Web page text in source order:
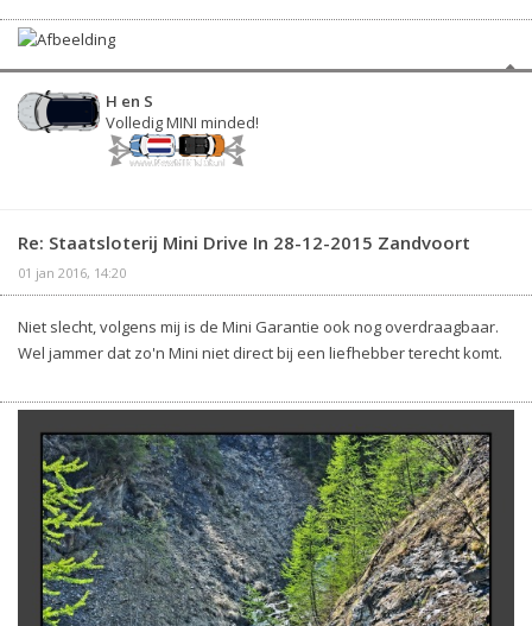
H en S
Volledig MINI minded!
Re: Staatsloterij Mini Drive In 28-12-2015 Zandvoort
01 jan 2016, 14:20
Niet slecht, volgens mij is de Mini Garantie ook nog overdraagbaar.
Wel jammer dat zo'n Mini niet direct bij een liefhebber terecht komt.